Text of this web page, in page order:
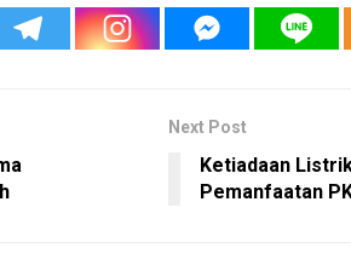
Next Post
Ketiadaan
Pemanfaatan